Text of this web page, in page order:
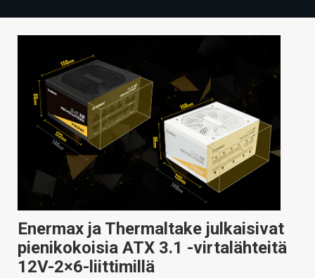
TECHBBS
HINTA.FI
KAUPPA
VAIHDA TEEMA
HAKU
Enermax ja Thermaltake julkaisivat
pienikokoisia ATX 3.1 -virtalähteitä
12V-2×6-liittimillä